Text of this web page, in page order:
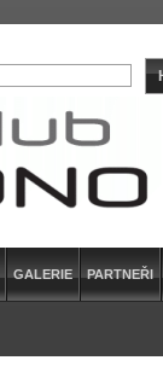
GALERIE PARTNEŘI